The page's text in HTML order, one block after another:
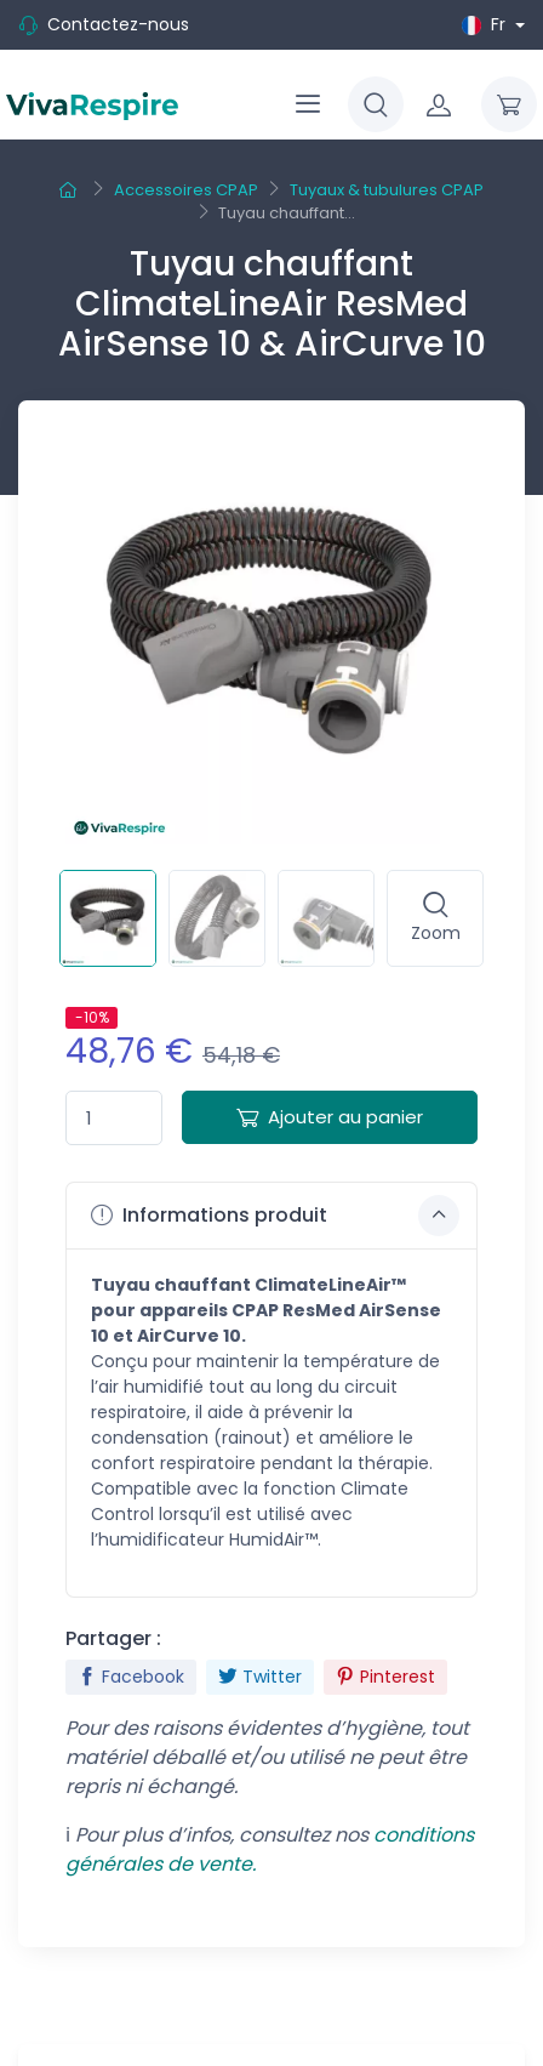
Contactez-nous Fr
Accessoires CPAP
Tuyaux & tubulures CPAP
Tuyau chauffant...
Tuyau chauffant
ClimateLineAir ResMed
AirSense 10 & AirCurve 10
Zoom
-10%
48,76 € 54,18 €
Ajouter au panier
Informations produit
Tuyau chauffant ClimateLineAir™
pour appareils CPAP ResMed AirSense
10 et AirCurve 10.
Conçu pour maintenir la température de
l’air humidifié tout au long du circuit
respiratoire, il aide à prévenir la
condensation (rainout) et améliore le
confort respiratoire pendant la thérapie.
Compatible avec la fonction Climate
Control lorsqu’il est utilisé avec
l’humidificateur HumidAir™.
Partager :
Facebook Twitter Pinterest
Pour des raisons évidentes d’hygiène, tout
matériel déballé et/ou utilisé ne peut être
repris ni échangé.
ℹ️ Pour plus d’infos, consultez nos conditions
générales de vente.